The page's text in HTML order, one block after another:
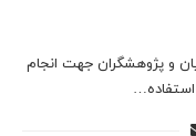
و پژوهشگران جهت انجام
استفاده…